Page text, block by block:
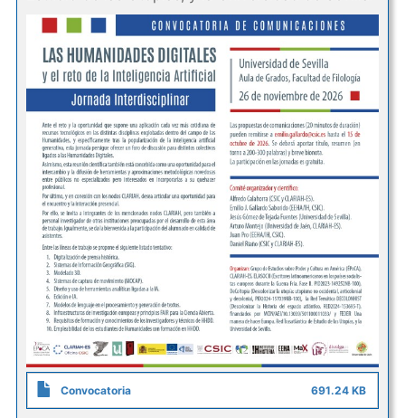
Convocatoria 691.24 KB